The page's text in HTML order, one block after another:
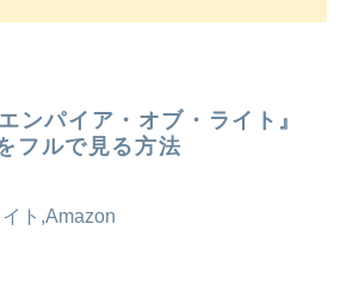
ンパイア・オブ・ライト』
フルで見る方法